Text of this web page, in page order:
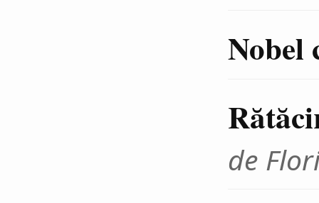
Nobel
de